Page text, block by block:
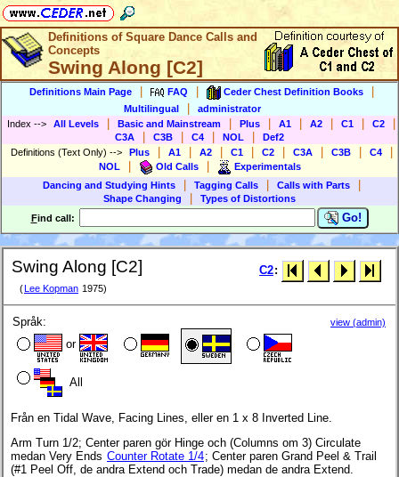
Definitions of Square Dance Calls and
Concepts
Swing Along [C2]
Definitions Main Page FAQ Ceder Chest Definition Books
Multilingual
administrator
Index --> All Levels Basic and Mainstream Plus A1 A2 C1 C2
C3A C3B C4 NOL
Def2
Definitions (Text Only) --> Plus A1 A2 C1 C2 C3A C3B C4
NOL Old Calls
Experimentals
Dancing and Studying Hints
Tagging Calls Calls with Parts
Shape Changing
Types of Distortions
Find call: Go!
Swing Along [C2]
( Lee Kopman 1975)
C2:
Språk:
or
All
view (admin)
Från en Tidal Wave, Facing Lines, eller en 1 x 8 Inverted Line.
Arm Turn 1/2; Center paren gör Hinge och (Columns om 3) Circulate
medan Very Ends Counter Rotate 1/4; Center paren Grand Peel & Trail
(#1 Peel Off, de andra Extend och Trade) medan de andra Extend.